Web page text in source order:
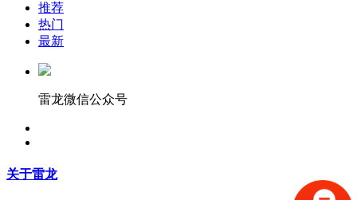
推荐
热门
最新
雷龙微信公众号
关于雷龙